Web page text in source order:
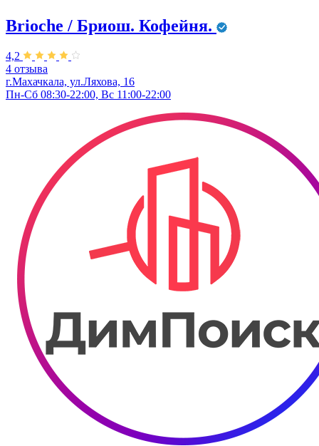
Brioche / Бриош. Кофейня.
4,2
4 отзыва
г.Махачкала, ул.Ляхова, 16
Пн-Сб 08:30-22:00, Вс 11:00-22:00